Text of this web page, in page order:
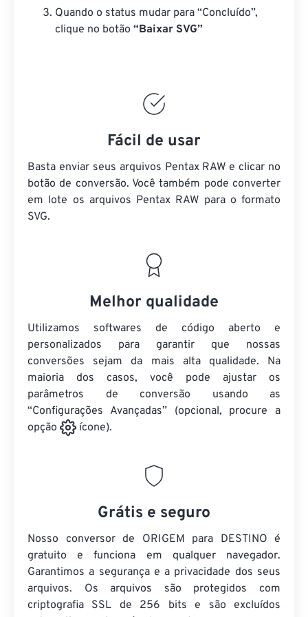
Quando o status mudar para “Concluído”,
clique no botão “Baixar SVG”
Fácil de usar
Basta enviar seus arquivos Pentax RAW e clicar no
botão de conversão. Você também pode converter
em lote os arquivos Pentax RAW para o formato
SVG.
Melhor qualidade
Utilizamos softwares de código aberto e
personalizados para garantir que nossas
conversões sejam da mais alta qualidade. Na
maioria dos casos, você pode ajustar os
parâmetros de conversão usando as
“Configurações Avançadas” (opcional, procure a
opção
ícone).
Grátis e seguro
Nosso conversor de ORIGEM para DESTINO é
gratuito e funciona em qualquer navegador.
Garantimos a segurança e a privacidade dos seus
arquivos. Os arquivos são protegidos com
criptografia SSL de 256 bits e são excluídos